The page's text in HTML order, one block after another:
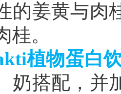
的姜黄与肉
桂。
植物蛋白
奶搭配，并